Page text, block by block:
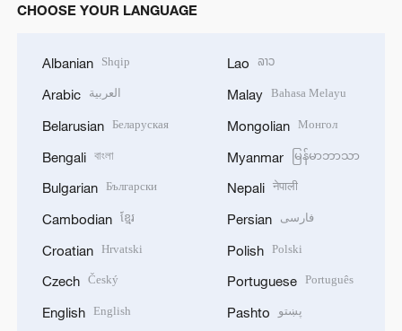
CHOOSE YOUR LANGUAGE
Albanian Shqip
Arabic العربية
Belarusian Беларуская
Bengali বাংলা
Bulgarian Български
Cambodian ខ្មែរ
Croatian Hrvatski
Czech Český
English English
Lao ລາວ
Malay Bahasa Melayu
Mongolian Монгол
Myanmar မြန်မာဘာသာ
Nepali नेपाली
Persian فارسی
Polish Polski
Portuguese Português
Pashto پښتو